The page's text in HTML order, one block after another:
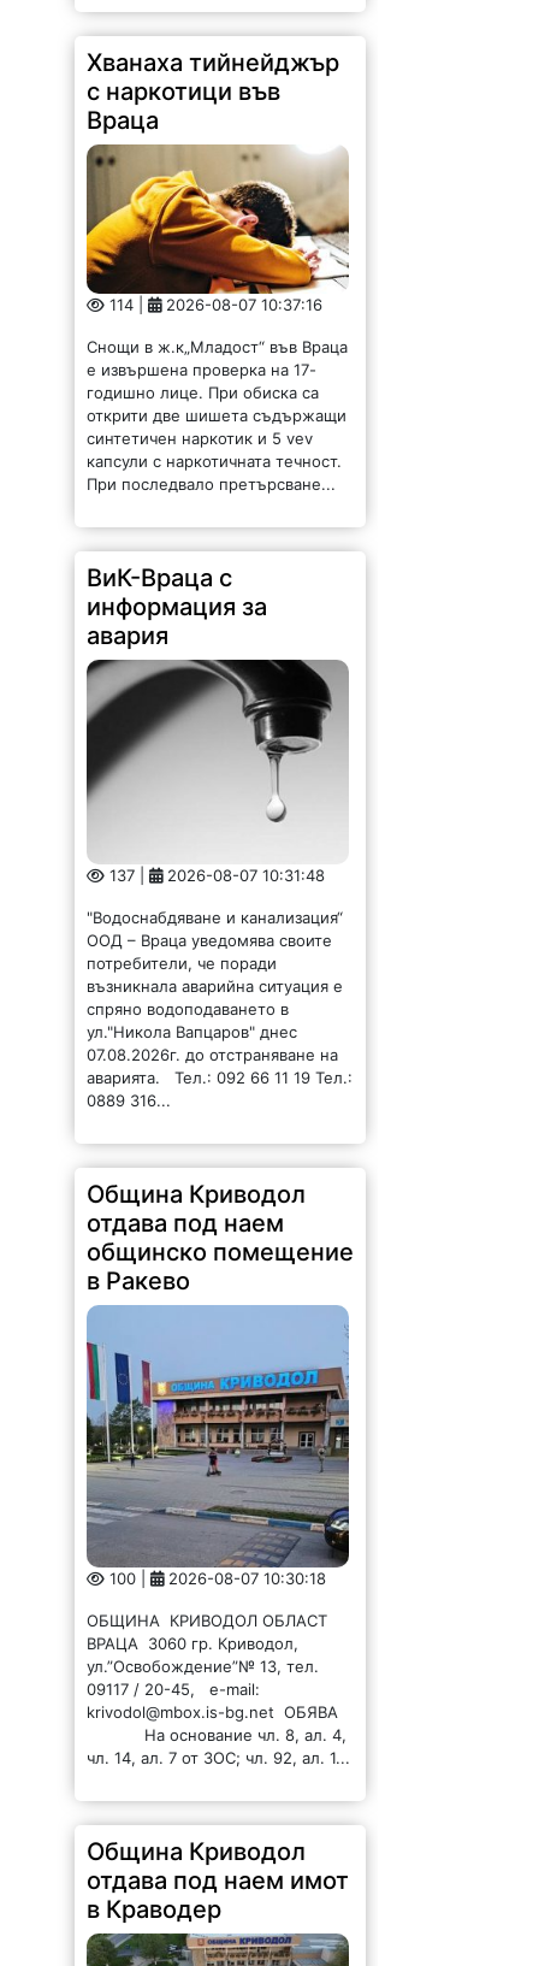
Хванаха тийнейджър
с наркотици във
Враца
114 | 2026-08-07 10:37:16
Снощи в ж.к„Младост“ във Враца
е извършена проверка на 17-
годишно лице. При обиска са
открити две шишета съдържащи
синтетичен наркотик и 5 vev
капсули с наркотичната течност.
При последвало претърсване...
ВиК-Враца с
информация за
авария
137 | 2026-08-07 10:31:48
"Водоснабдяване и канализация“
ООД – Враца уведомява своите
потребители, че поради
възникнала аварийна ситуация е
спряно водоподаването в
ул."Никола Вапцаров" днес
07.08.2026г. до отстраняване на
аварията. Тел.: 092 66 11 19 Тел.:
0889 316...
Община Криводол
отдава под наем
общинско помещение
в Ракево
100 | 2026-08-07 10:30:18
ОБЩИНА КРИВОДОЛ ОБЛАСТ
ВРАЦА 3060 гр. Криводол,
ул.”Освобождение”№ 13, тел.
09117 / 20-45, e-mail:
krivodol@mbox.is-bg.net ОБЯВА
На основание чл. 8, ал. 4,
чл. 14, ал. 7 от ЗОС; чл. 92, ал. 1...
Община Криводол
отдава под наем имот
в Краводер